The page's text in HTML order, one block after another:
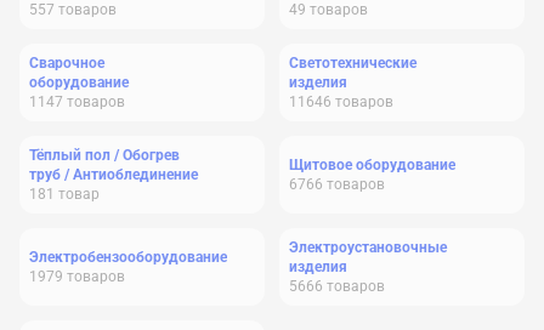
557 товаров
49 товаров
Сварочное
оборудование
1147 товаров
Светотехнические
изделия
11646 товаров
Тёплый пол / Обогрев
труб / Антиоблединение
181 товар
Щитовое оборудование
6766 товаров
Электробензооборудование
1979 товаров
Электроустановочные
изделия
5666 товаров